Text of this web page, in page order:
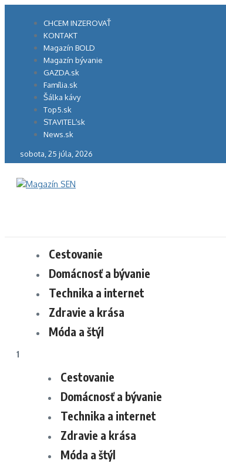
CHCEM INZEROVAŤ
KONTAKT
Magazín BOLD
Magazín bývanie
GAZDA.sk
Família.sk
Šálka kávy
Top5.sk
STAVITEĽ.sk
News.sk
sobota, 25 júla, 2026
Cestovanie
Domácnosť a bývanie
Technika a internet
Zdravie a krása
Móda a štýl
1
Cestovanie
Domácnosť a bývanie
Technika a internet
Zdravie a krása
Móda a štýl